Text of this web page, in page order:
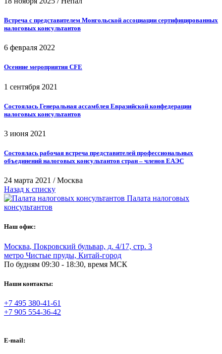
Встреча с представителем Монгольской ассоциации сертифицированных
налоговых консультантов
6 февраля 2022
Осенние мероприятия CFE
1 сентября 2021
Состоялась Генеральная ассамблея Евразийской конфедерации
налоговых консультантов
3 июня 2021
Состоялась рабочая встреча представителей профессиональных
объединений налоговых консультантов стран – членов ЕАЭС
24 марта 2021 /Москва
Назад к списку
Палата налоговых
консультантов
Наш офис:
Москва, Покровский бульвар, д. 4/17, стр. 3
метро Чистые пруды, Китай-город
По будням 09:30 - 18:30, время МСК
Наши контакты:
+7 495 380-41-61
+7 905 554-36-42
E-mail: